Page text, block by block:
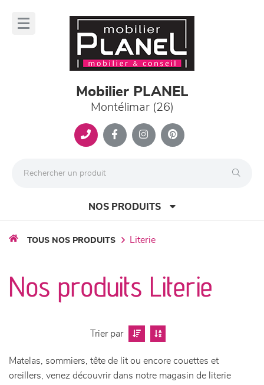
Mobilier PLANEL
Montélimar (26)
NOS PRODUITS
séjours
meubles de complément
chambres et dressing
TOUS NOS PRODUITS literie
Nos produits Literie
Trier par
Matelas, sommiers, tête de lit ou encore couettes et
oreillers, venez découvrir dans notre magasin de literie